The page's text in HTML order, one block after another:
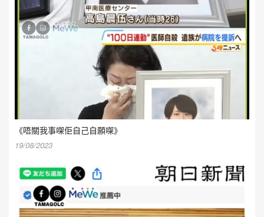
《唔關我事㗎佢自己自願㗎》
19/08/2023